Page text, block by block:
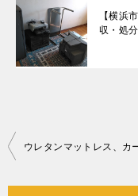
【横浜
収・処
投